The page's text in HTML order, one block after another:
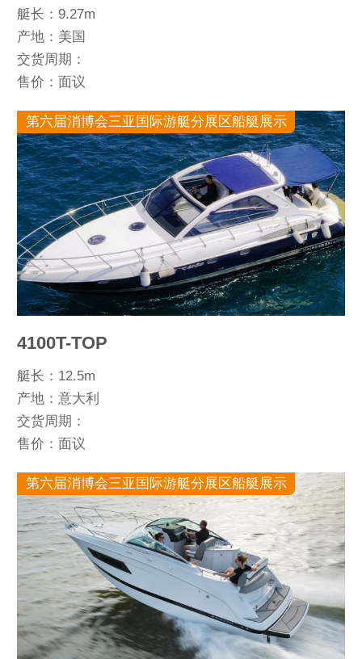
艇长：9.27m
产地：美国
交货周期：
售价：面议
第六届消博会三亚国际游艇分展区船艇展示
4100T-TOP
艇长：12.5m
产地：意大利
交货周期：
售价：面议
第六届消博会三亚国际游艇分展区船艇展示